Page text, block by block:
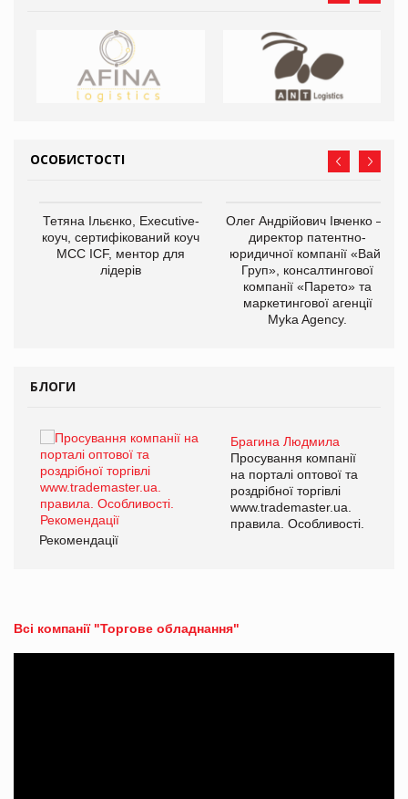
ОСОБИСТОСТІ
Тетяна Ільєнко, Executive-
коуч, сертифікований коуч
МСС ICF, ментор для
лідерів
Олег Андрійович Івченко —
директор патентно-
юридичної компанії «Вайз
Груп», консалтингової
компанії «Парето» та
маркетингової агенції
Myka Agency.
БЛОГИ
Брагина Людмила
Просування компанії
на порталі оптової та
роздрібної торгівлі
www.trademaster.ua.
правила. Особливості.
Рекомендації
Всі компанії "Торгове обладнання"